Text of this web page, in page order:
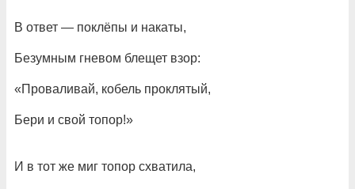
В ответ — поклёпы и накаты,
Безумным гневом блещет взор:
«Проваливай, кобель проклятый,
Бери и свой топор!»
И в тот же миг топор схватила,